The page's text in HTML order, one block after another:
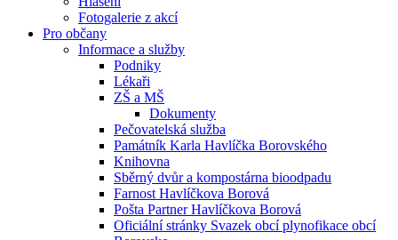
Fotogalerie z akcí
Pro občany
Informace a služby
Podniky
Lékaři
ZŠ a MŠ
Dokumenty
Pečovatelská služba
Památník Karla Havlíčka Borovského
Knihovna
Sběrný dvůr a kompostárna bioodpadu
Farnost Havlíčkova Borová
Pošta Partner Havlíčkova Borová
Oficiální stránky Svazek obcí plynofikace obcí